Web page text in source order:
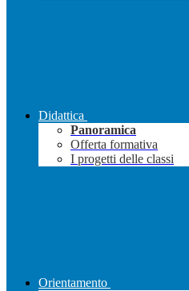
Didattica
Panoramica
Offerta formativa
I progetti delle classi
Orientamento